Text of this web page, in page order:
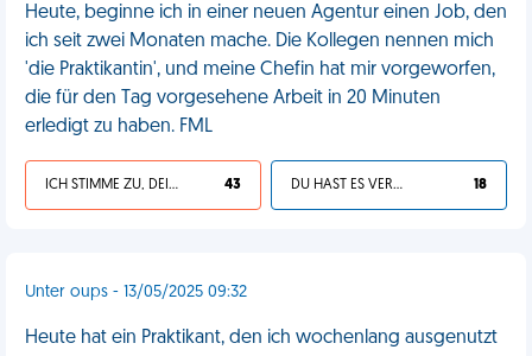
Heute, beginne ich in einer neuen Agentur einen Job, den
ich seit zwei Monaten mache. Die Kollegen nennen mich
'die Praktikantin', und meine Chefin hat mir vorgeworfen,
die für den Tag vorgesehene Arbeit in 20 Minuten
erledigt zu haben. FML
ICH STIMME ZU, DEIN LEBEN IST SCHEISSE 43 DU HAST ES VERDIENT 18
Unter oups - 13/05/2025 09:32
Heute hat ein Praktikant, den ich wochenlang ausgenutzt